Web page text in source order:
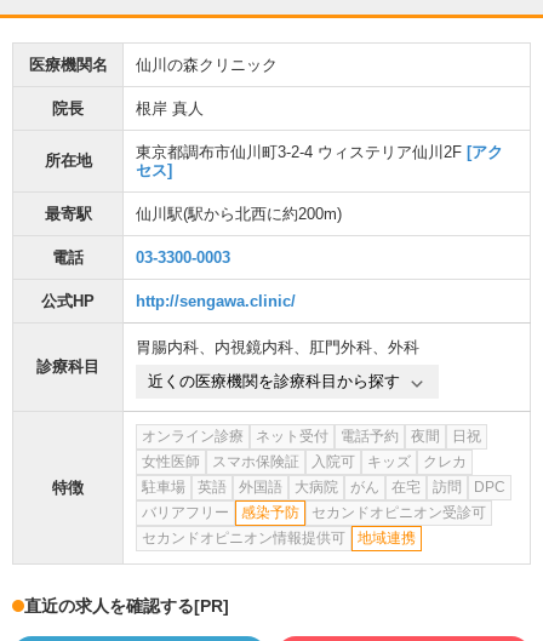
医療機関名 仙川の森クリニック
院長 根岸 真人
所在地 東京都調布市仙川町3-2-4 ウィステリア仙川2F [アク
セス]
最寄駅 仙川駅(駅から北西に約200m)
電話 03-3300-0003
公式HP http://sengawa.clinic/
診療科目
胃腸内科、 内視鏡内科、 肛門外科、 外科
近くの医療機関を診療科目から探す
特徴
オンライン診療 ネット受付 電話予約 夜間
日祝
女性医師
スマホ保険証 入院可 キッズ
クレカ
駐車場
英語 外国語 大病院 がん 在宅 訪問
DPC
バリアフリー
感染予防
セカンドオピニオン受診可
セカンドオピニオン情報提供可
地域連携
直近の求人を確認する[PR]